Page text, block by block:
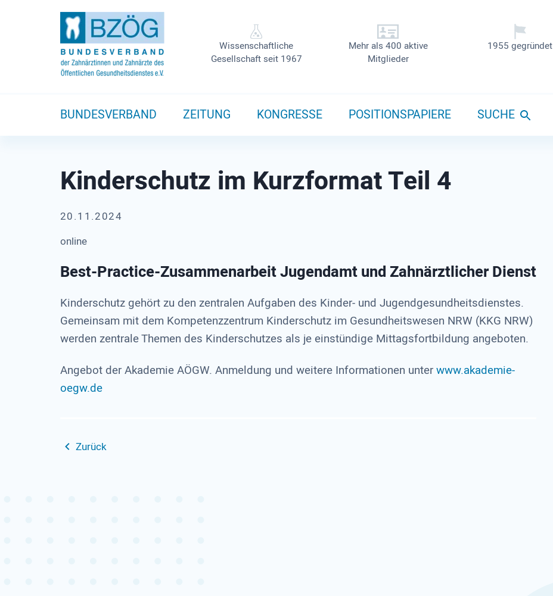
Wissenschaftliche
Gesellschaft seit 1967
Mehr als 400 aktive
Mitglieder
1955 gegründet
BUNDESVERBAND ZEITUNG KONGRESSE POSITIONSPAPIERE SUCHE
Kinderschutz im Kurzformat Teil 4
20.11.2024
online
Best-Practice-Zusammenarbeit Jugendamt und Zahnärztlicher Dienst
Kinderschutz gehört zu den zentralen Aufgaben des Kinder- und Jugendgesundheitsdienstes.
Gemeinsam mit dem Kompetenzzentrum Kinderschutz im Gesundheitswesen NRW (KKG NRW)
werden zentrale Themen des Kinderschutzes als je einstündige Mittagsfortbildung angeboten.
Angebot der Akademie AÖGW. Anmeldung und weitere Informationen unterwww.akademie-
oegw.de
Zurück